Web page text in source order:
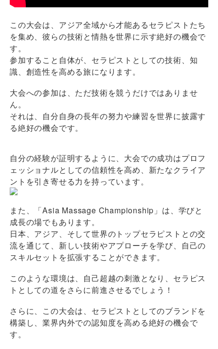
この大会は、アジア全域から才能あるセラピストたち
を集め、彼らの技術と情熱を世界に示す絶好の機会で
す。
参加すること自体が、セラピストとしての技術、知
識、創造性を高める旅になります。
大会への参加は、ただ技術を競うだけではありませ
ん。
それは、自分自身の長年の努力や練習を世界に披露す
る絶好の機会です。
自分の経験が証明するように、大会での成功はプロフ
ェッショナルとしての信頼性を高め、新たなクライア
ントを引き寄せる力を持っています。
また、「Asia Massage Championship」は、学びと
成長の場でもあります。
日本、アジア、そして世界のトップセラピストとの交
流を通じて、新しい技術やアプローチを学び、自己の
スキルセットを拡張することができます。
このような環境は、自己超越の刺激となり、セラピス
トとしての道をさらに前進させるでしょう！
さらに、この大会は、セラピストとしてのブランドを
構築し、業界内外での認知度を高める絶好の機会で
す。